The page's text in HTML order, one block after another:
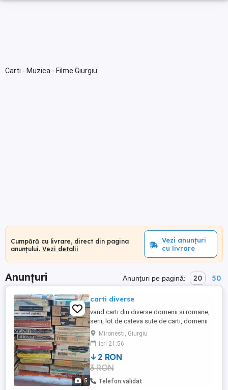
Carti - Muzica - Filme Giurgiu
Cumpără cu livrare, direct din pagina
anunțului. Vezi detalii
Vezi anunțuri
cu livrare
Anunțuri Anunțuri pe pagină: 20 50
5
carti diverse
vand carti din diverse domenii si romane,
serii, lot de cateva sute de carti, domenii
ca geologie, cultura altor popoare
,educative ,mecanica fina, dictionare,
lumea animala ,etc... vand tot lotul la pret
pe bucata de 2 lei, nu asigur transport ,cu
ridicare personala , pretul este negociabil
pentru cantitate ...
Mironesti, Giurgiu
ieri 21:56
2 RON
3 RON
Telefon validat